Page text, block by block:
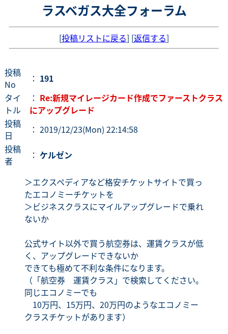
ラスベガス大全フォーラム
[投稿リストに戻る] [返信する]
投稿
No
： 191
タイ
トル
： Re:新規マイレージカード作成でファーストクラス
にアップグレード
投稿
日
： 2019/12/23(Mon) 22:14:58
投稿
者
： ケルゼン
＞エクスペディアなど格安チケットサイトで買っ
たエコノミーチケットを
＞ビジネスクラスにマイルアップグレードで乗れ
ないか
公式サイト以外で買う航空券は、運賃クラスが低
く、アップグレードできないか
できても極めて不利な条件になります。
（「航空券 運賃クラス」で検索してください。
同じエコノミーでも
10万円、15万円、20万円のようなエコノミー
クラスチケットがあります）